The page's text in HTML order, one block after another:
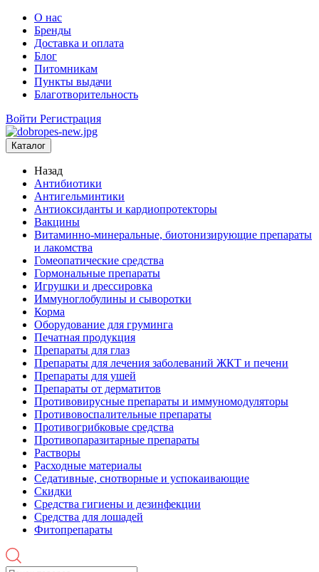
О нас
Бренды
Доставка и оплата
Блог
Питомникам
Пункты выдачи
Благотворительность
Войти Регистрация
Каталог
Назад
Антибиотики
Антигельминтики
Антиоксиданты и кардиопротекторы
Вакцины
Витаминно-минеральные, биотонизирующие препараты
и лакомства
Гомеопатические средства
Гормональные препараты
Игрушки и дрессировка
Иммуноглобулины и сыворотки
Корма
Оборудование для груминга
Печатная продукция
Препараты для глаз
Препараты для лечения заболеваний ЖКТ и печени
Препараты для ушей
Препараты от дерматитов
Противовирусные препараты и иммуномодуляторы
Противовоспалительные препараты
Противогрибковые средства
Противопаразитарные препараты
Растворы
Расходные материалы
Седативные, снотворные и успокаивающие
Скидки
Средства гигиены и дезинфекции
Средства для лошадей
Фитопрепараты